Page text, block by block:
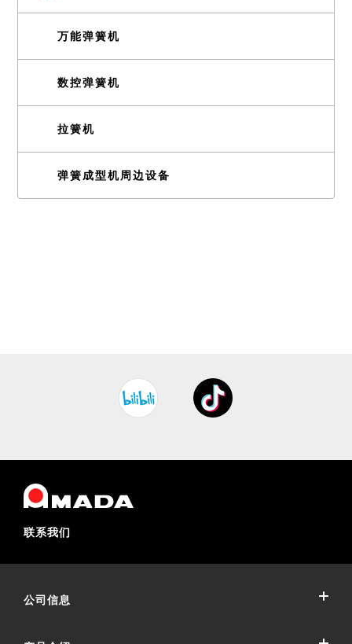
万能弹簧机
数控弹簧机
拉簧机
弹簧成型机周边设备
联系我们
公司信息